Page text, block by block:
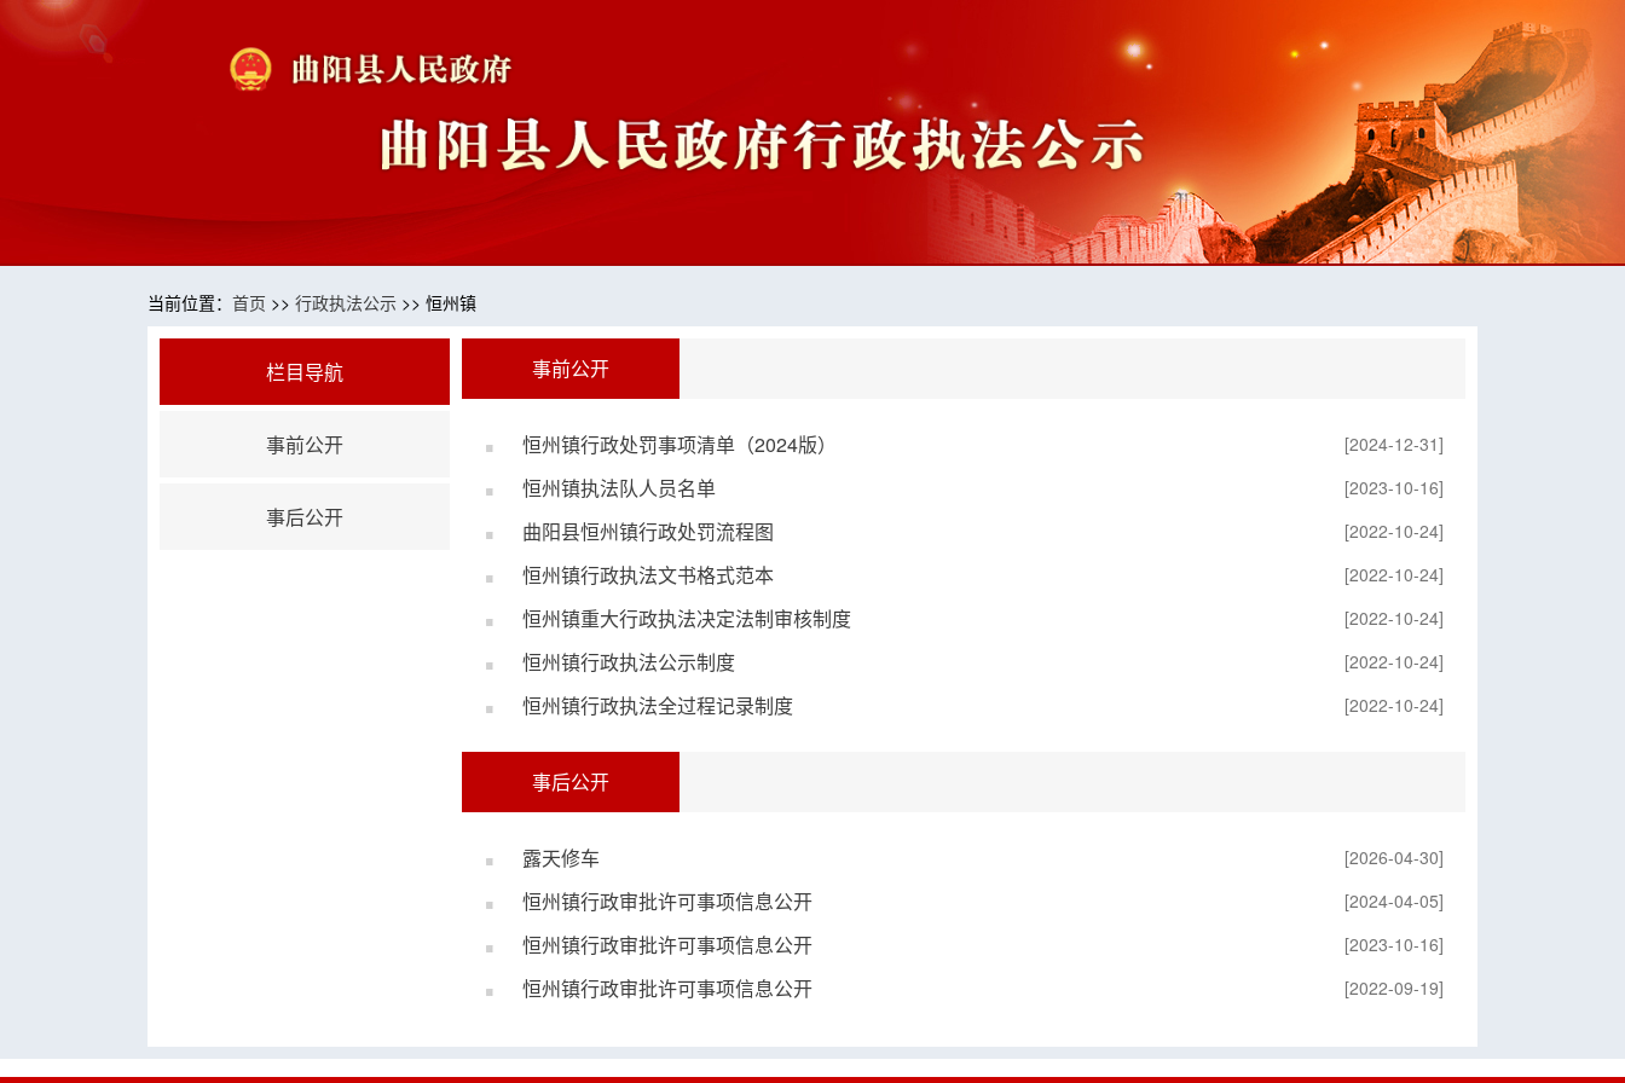
当前位置： 首页 >> 行政执法公示 >> 恒州镇
栏目导航
事前公开
事后公开
事前公开
恒州镇行政处罚事项清单（2024版） [2024-12-31]
恒州镇执法队人员名单 [2023-10-16]
曲阳县恒州镇行政处罚流程图 [2022-10-24]
恒州镇行政执法文书格式范本 [2022-10-24]
恒州镇重大行政执法决定法制审核制度 [2022-10-24]
恒州镇行政执法公示制度 [2022-10-24]
恒州镇行政执法全过程记录制度 [2022-10-24]
事后公开
露天修车 [2026-04-30]
恒州镇行政审批许可事项信息公开 [2024-04-05]
恒州镇行政审批许可事项信息公开 [2023-10-16]
恒州镇行政审批许可事项信息公开 [2022-09-19]